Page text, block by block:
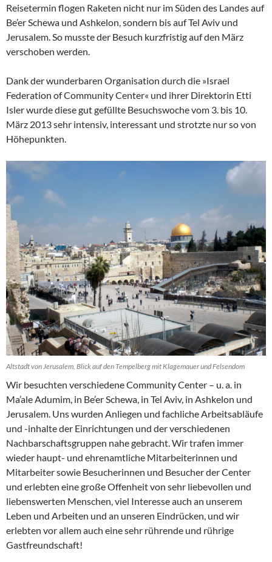
Reisetermin flogen Raketen nicht nur im Süden des Landes auf
Be’er Schewa und Ashkelon, sondern bis auf Tel Aviv und
Jerusalem. So musste der Besuch kurzfristig auf den März
verschoben werden.
Dank der wunderbaren Organisation durch die »Israel
Federation of Community Center« und ihrer Direktorin Etti
Isler wurde diese gut gefüllte Besuchswoche vom 3. bis 10.
März 2013 sehr intensiv, interessant und strotzte nur so von
Höhepunkten.
Altstadt von Jerusalem, Blick auf den Tempelberg mit Klagemauer und Felsendom
Wir besuchten verschiedene Community Center – u. a. in
Ma’ale Adumim, in Be’er Schewa, in Tel Aviv, in Ashkelon und
Jerusalem. Uns wurden Anliegen und fachliche Arbeitsabläufe
und -inhalte der Einrichtungen und der verschiedenen
Nachbarschaftsgruppen nahe gebracht. Wir trafen immer
wieder haupt- und ehrenamtliche Mitarbeiterinnen und
Mitarbeiter sowie Besucherinnen und Besucher der Center
und erlebten eine große Offenheit von sehr liebevollen und
liebenswerten Menschen, viel Interesse auch an unserem
Leben und Arbeiten und an unseren Eindrücken, und wir
erlebten vor allem auch eine sehr rührende und rührige
Gastfreundschaft!